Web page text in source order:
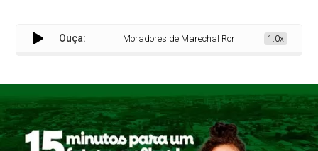
Ouça: Moradores de Marechal Rondon ainda podem
1.0x